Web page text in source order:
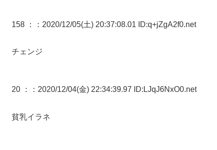
158 ： ：2020/12/05(土) 20:37:08.01 ID:q+jZgA2f0.net
チェンジ
20 ： ：2020/12/04(金) 22:34:39.97 ID:LJqJ6NxO0.net
貧乳イラネ